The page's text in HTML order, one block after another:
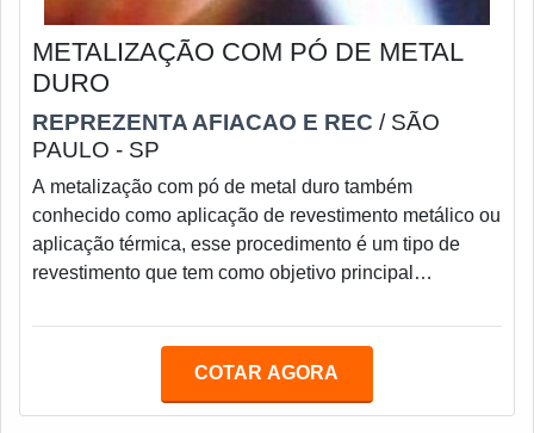
METALIZAÇÃO COM PÓ DE METAL
DURO
REPREZENTA AFIACAO E REC / SÃO
PAULO - SP
A metalização com pó de metal duro também
conhecido como aplicação de revestimento metálico ou
aplicação térmica, esse procedimento é um tipo de
revestimento que tem como objetivo principal
e dependendo do resultado esperado pode ser usado
usinabilidade; Resistente a desgaste; Entre outras.Sua
COTAR AGORA